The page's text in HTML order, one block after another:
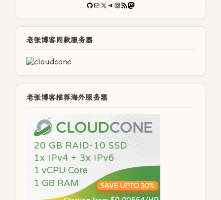
GitHub
电子邮件X Telegram
Instagram
RSS FeedMastodon
老张博客同款服务器
老张博客推荐海外服务器